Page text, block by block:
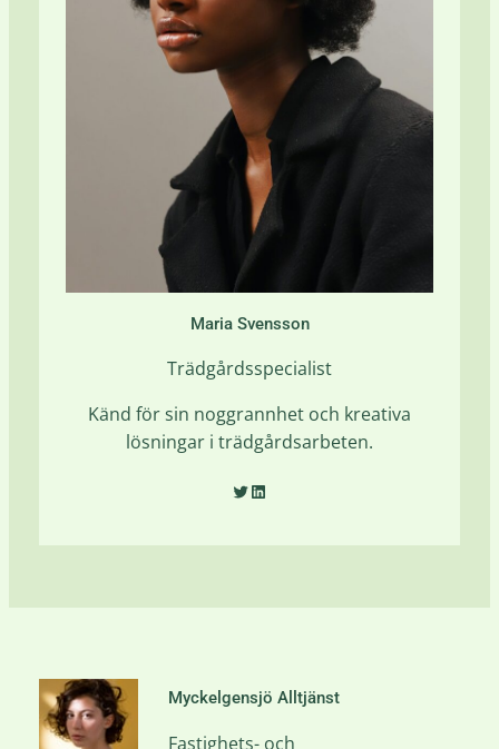
Maria Svensson
Trädgårdsspecialist
Känd för sin noggrannhet och kreativa
lösningar i trädgårdsarbeten.
Twitter LinkedIn
Myckelgensjö Alltjänst
Fastighets- och